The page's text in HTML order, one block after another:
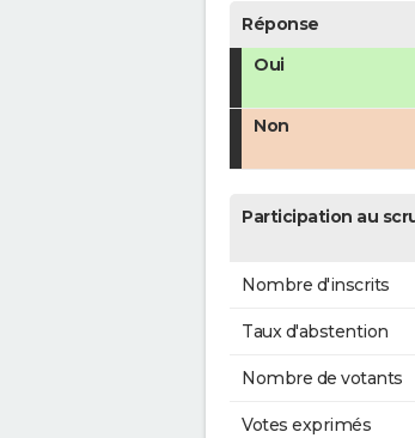
Réponse
Oui
Non
Participation au
Nombre d'inscrits
Taux d'abstention
Nombre de votants
Votes exprimés